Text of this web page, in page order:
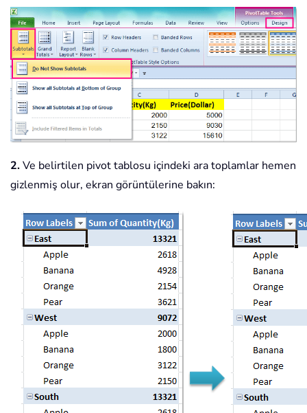
2.Ve belirtilen pivot tablosu içindeki ara toplamlar hemen
gizlenmiş olur, ekran görüntülerine bakın: